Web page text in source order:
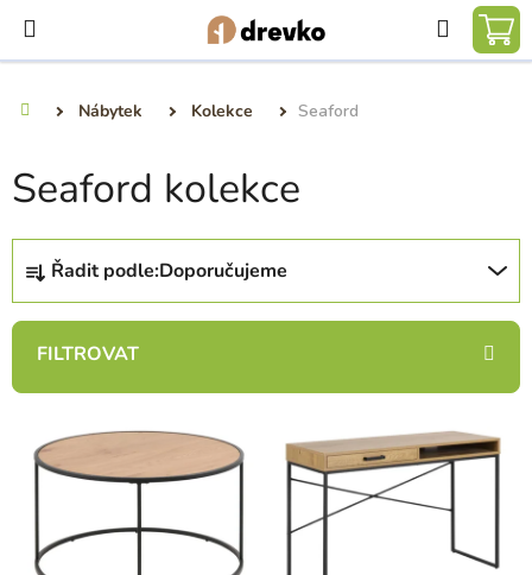
obsah
Hledat
Nábytek Kolekce Seaford
Seaford kolekce
Ř
z
n
Řadit podle:Doporučujeme